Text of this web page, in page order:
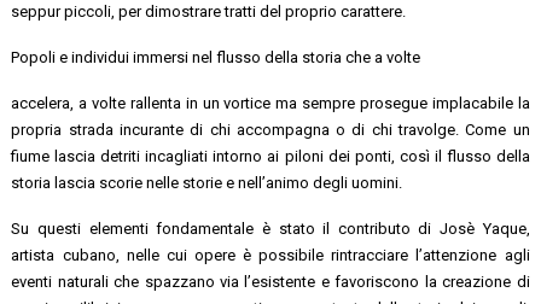
seppur piccoli, per dimostrare tratti del proprio carattere.
Popoli e individui immersi nel flusso della storia che a volte
accelera, a volte rallenta in un vortice ma sempre prosegue implacabile la
propria strada incurante di chi accompagna o di chi travolge. Come un
fiume lascia detriti incagliati intorno ai piloni dei ponti, così il flusso della
storia lascia scorie nelle storie e nell’animo degli uomini.
Su questi elementi fondamentale è stato il contributo di Josè Yaque,
artista cubano, nelle cui opere è possibile rintracciare l’attenzione agli
eventi naturali che spazzano via l’esistente e favoriscono la creazione di